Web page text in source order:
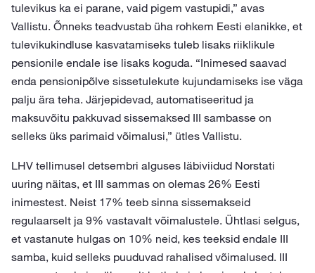
tulevikus ka ei parane, vaid pigem vastupidi,” avas
Vallistu. Õnneks teadvustab üha rohkem Eesti elanikke, et
tulevikukindluse kasvatamiseks tuleb lisaks riiklikule
pensionile endale ise lisaks koguda. “Inimesed saavad
enda pensionipõlve sissetulekute kujundamiseks ise väga
palju ära teha. Järjepidevad, automatiseeritud ja
maksuvõitu pakkuvad sissemaksed III sambasse on
selleks üks parimaid võimalusi,” ütles Vallistu.
LHV tellimusel detsembri alguses läbiviidud Norstati
uuring näitas, et III sammas on olemas 26% Eesti
inimestest. Neist 17% teeb sinna sissemakseid
regulaarselt ja 9% vastavalt võimalustele. Ühtlasi selgus,
et vastanute hulgas on 10% neid, kes teeksid endale III
samba, kuid selleks puuduvad rahalised võimalused. III